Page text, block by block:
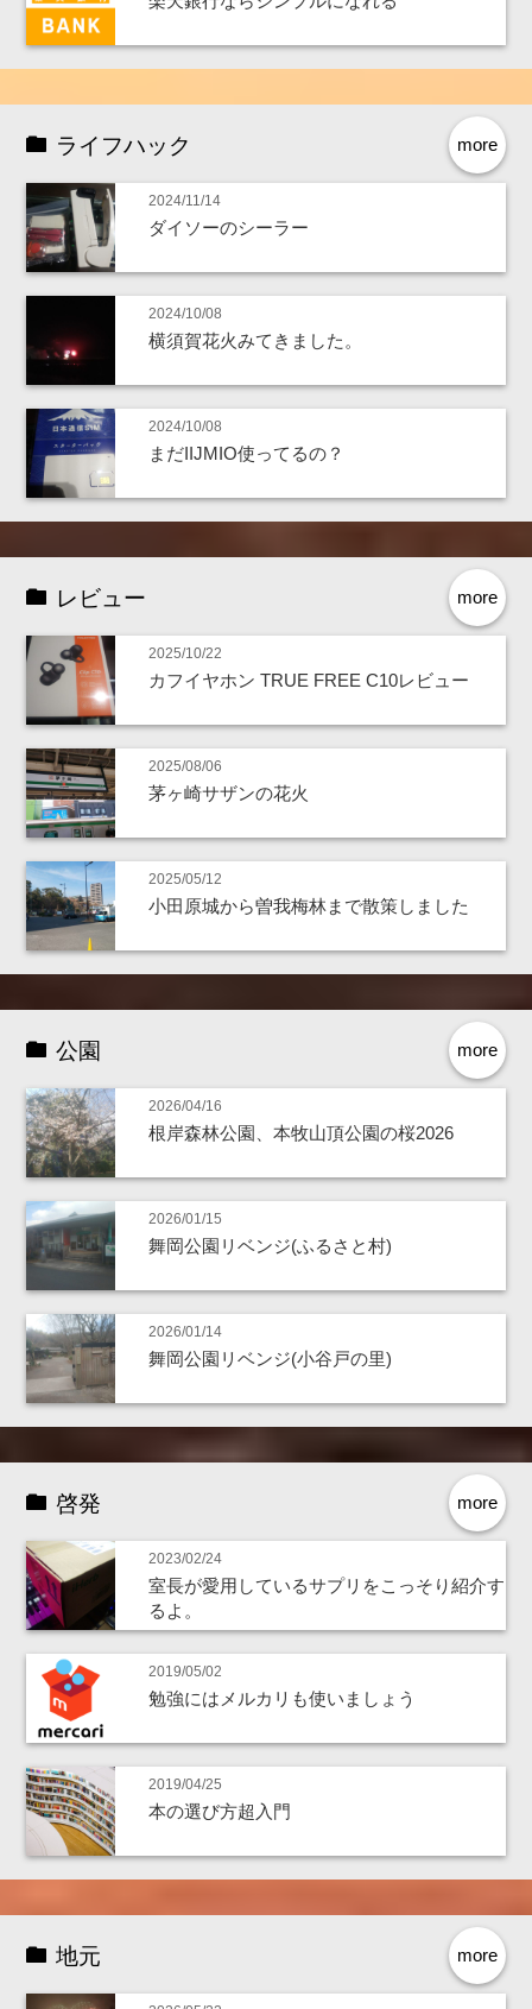
more
ライフハック
2024/11/14
ダイソーのシーラー
2024/10/08
横須賀花火みてきました。
2024/10/08
まだIIJMIO使ってるの？
more
レビュー
2025/10/22
カフイヤホン TRUE FREE C10レビュー
2025/08/06
茅ヶ崎サザンの花火
2025/05/12
小田原城から曽我梅林まで散策しました
more
公園
2026/04/16
根岸森林公園、本牧山頂公園の桜2026
2026/01/15
舞岡公園リベンジ(ふるさと村)
2026/01/14
舞岡公園リベンジ(小谷戸の里)
more
啓発
2023/02/24
室長が愛用しているサプリをこっそり紹介す
るよ。
2019/05/02
勉強にはメルカリも使いましょう
2019/04/25
本の選び方超入門
more
地元